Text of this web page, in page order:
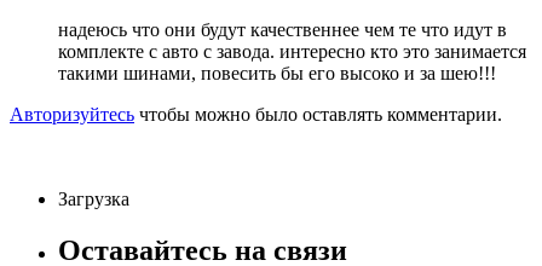
надеюсь что они будут качественнее чем те что идут в
комплекте с авто с завода. интересно кто это занимается
такими шинами, повесить бы его высоко и за шею!!!
Авторизуйтесь чтобы можно было оставлять комментарии.
Загрузка
Оставайтесь на связи